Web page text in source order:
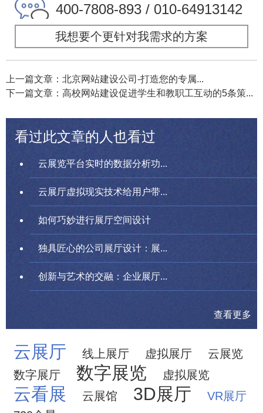
400-7808-893 / 010-64913142
我想要个更针对我需求的方案
上一篇文章：北京网站建设公司-打造您的专属...
下一篇文章：高校网站建设促进学生和教职工互动的5条策...
看过此文章的人也看过
云展览平台实时的数据分析功...
云展厅虚拟现实技术给用户带...
如何巧妙进行展厅空间设计
独具匠心的公司展厅设计：展...
创新与艺术的交融：企业展厅...
查看更多
云展厅 线上展厅 虚拟展厅
云展览
数字展厅
数字展览 虚拟展览
云看展 云展馆 3D展厅
VR展厅